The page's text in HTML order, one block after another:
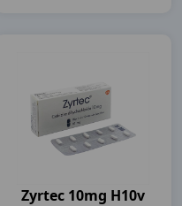
Zyrtec 10mg H10v